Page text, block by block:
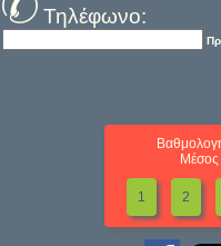
Τηλέφωνο:
1 2